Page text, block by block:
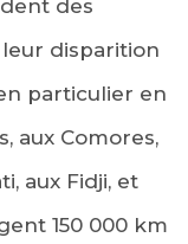
des
disparition
particulier en
aux Comores,
aux Fidji, et
150 000 km